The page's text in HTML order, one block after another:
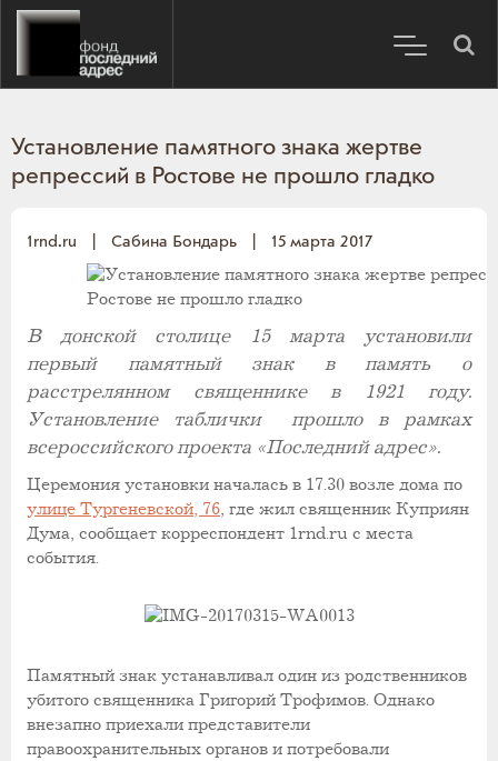
Установление памятного знака жертве
репрессий в Ростове не прошло гладко
1rnd.ru Сабина Бондарь 15 марта 2017
В донской столице 15 марта установили
первый памятный знак в память о
расстрелянном священнике в 1921 году.
Установление таблички прошло в рамках
всероссийского проекта «Последний адрес».
Церемония установки началась в 17.30 возле дома по
улице Тургеневской, 76, где жил священник Куприян
Дума, сообщает корреспондент 1rnd.ru с места
события.
Памятный знак устанавливал один из родственников
убитого священника Григорий Трофимов. Однако
внезапно приехали представители
правоохранительных органов и потребовали